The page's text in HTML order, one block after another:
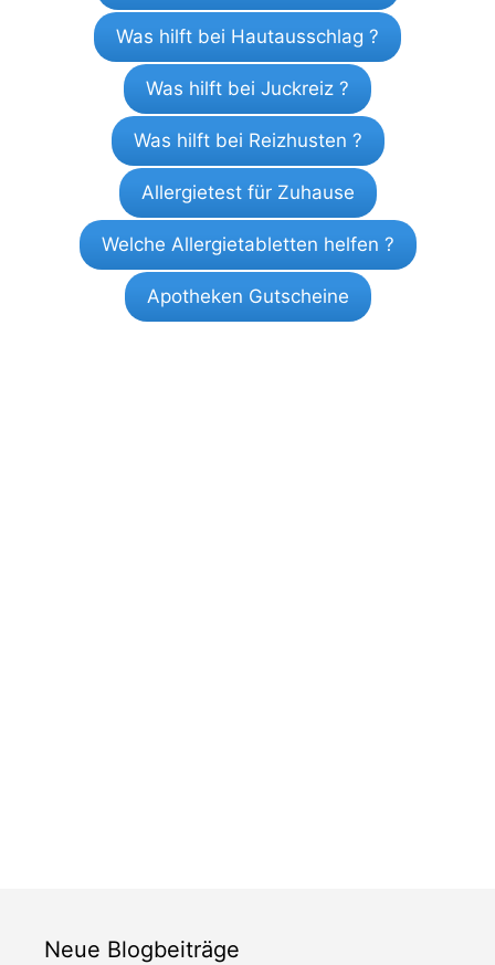
Was hilft bei Hautausschlag ?
Was hilft bei Juckreiz ?
Was hilft bei Reizhusten ?
Allergietest für Zuhause
Welche Allergietabletten helfen ?
Apotheken Gutscheine
Neue Blogbeiträge